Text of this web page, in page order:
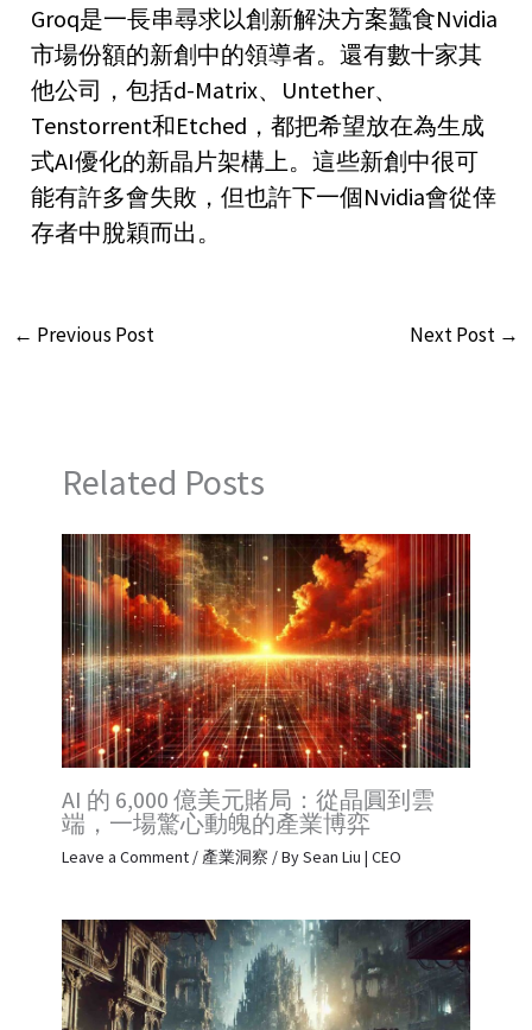
Groq是一長串尋求以創新解決方案蠶食Nvidia
市場份額的新創中的領導者。還有數十家其
他公司，包括d-Matrix、Untether、
Tenstorrent和Etched，都把希望放在為生成
式AI優化的新晶片架構上。這些新創中很可
能有許多會失敗，但也許下一個Nvidia會從倖
存者中脫穎而出。
← Previous Post Next Post →
Related Posts
AI 的 6,000 億美元賭局：從晶圓到雲
端，一場驚心動魄的產業博弈
Leave a Comment / 產業洞察 / BySean Liu | CEO